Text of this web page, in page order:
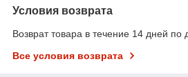
Условия возврата
Возврат товара в течение 14 дней по
Все условия возврата